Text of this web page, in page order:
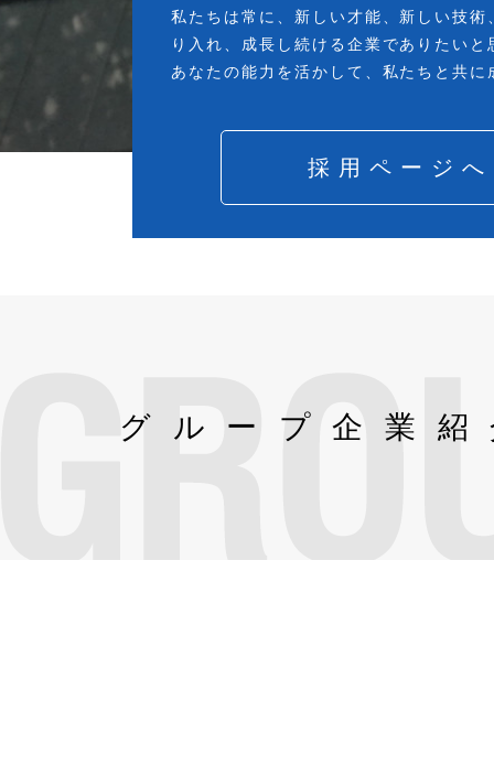
私たちは常に、新しい才能、新しい技術
り入れ、成長し続ける企業でありたい
あなたの能力を活かして、私たちと共に
採用ページへ
グループ企業